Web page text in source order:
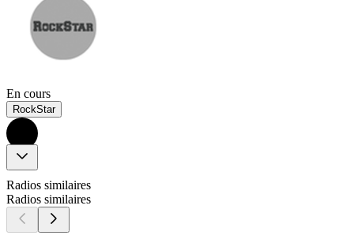
En cours
RockStar
Radios similaires
Radios similaires